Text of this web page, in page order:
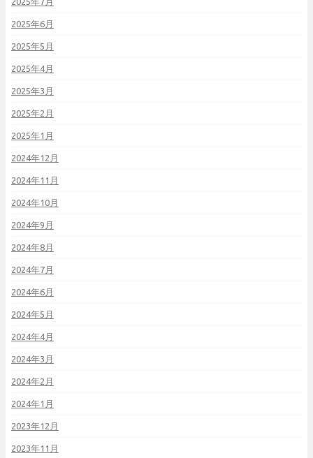
2025年6月
2025年5月
2025年4月
2025年3月
2025年2月
2025年1月
2024年12月
2024年11月
2024年10月
2024年9月
2024年8月
2024年7月
2024年6月
2024年5月
2024年4月
2024年3月
2024年2月
2024年1月
2023年12月
2023年11月